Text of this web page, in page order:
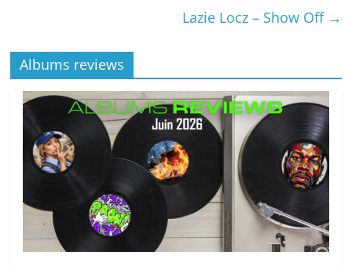
Lazie Locz – Show Off →
Albums reviews